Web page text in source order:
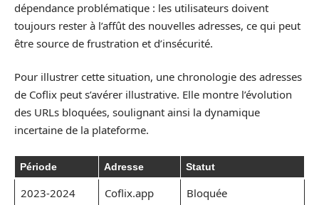
dépendance problématique : les utilisateurs doivent
toujours rester à l’affût des nouvelles adresses, ce qui peut
être source de frustration et d’insécurité.
Pour illustrer cette situation, une chronologie des adresses
de Coflix peut s’avérer illustrative. Elle montre l’évolution
des URLs bloquées, soulignant ainsi la dynamique
incertaine de la plateforme.
Période Adresse Statut
2023-2024 Coflix.app
Bloquée